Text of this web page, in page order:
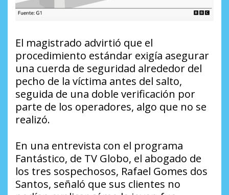
El magistrado advirtió que el
procedimiento estándar exigía asegurar
una cuerda de seguridad alrededor del
pecho de la víctima antes del salto,
seguida de una doble verificación por
parte de los operadores, algo que no se
realizó.
En una entrevista con el programa
Fantástico, de TV Globo, el abogado de
los tres sospechosos, Rafael Gomes dos
Santos, señaló que sus clientes no